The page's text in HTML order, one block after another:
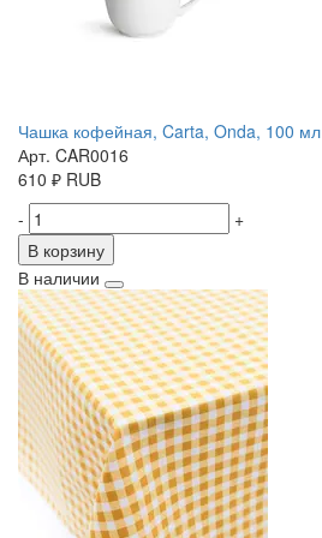
Чашка кофейная, Carta, Onda, 100 мл
Арт. CAR0016
610 ₽ RUB
-
+
В корзину
В наличии